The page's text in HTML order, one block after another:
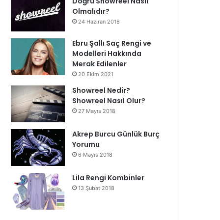
Olmalıdır?
24 Haziran 2018
Ebru Şallı Saç Rengi ve
Modelleri Hakkında
Merak Edilenler
20 Ekim 2021
Showreel Nedir?
Showreel Nasıl Olur?
27 Mayıs 2018
Akrep Burcu Günlük Burç
Yorumu
6 Mayıs 2018
Lila Rengi Kombinler
13 Şubat 2018